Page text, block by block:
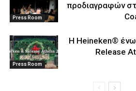
Press Room
προδιαγραφών
Press Room
Η Heineken®
Release